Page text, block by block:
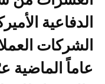
الدفاعية
الشركات
عاماً الماضية